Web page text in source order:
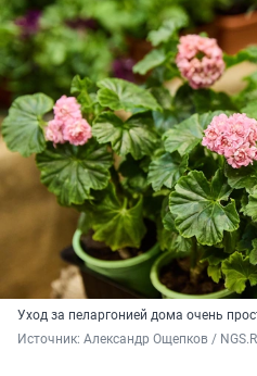
Уход за пеларгонией дома очень
Источник: Александр Ощепков /